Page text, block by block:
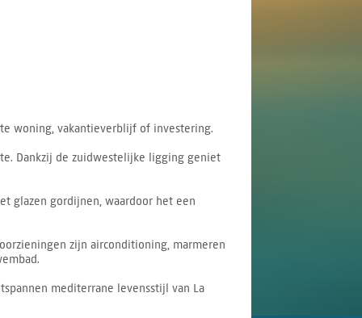
woning, vakantieverblijf of investering.
Dankzij de zuidwestelijke ligging geniet
glazen gordijnen, waardoor het een
zijn airconditioning, marmeren
mediterrane levensstijl van La